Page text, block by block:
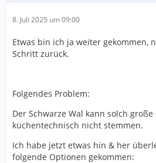
8. Juli 2025 um 09:00
Etwas bin ich ja weiter gekommen,
Schritt zurück.
Folgendes Problem:
Der Schwarze Wal kann solch
küchentechnisch nicht stemmen.
Ich habe jetzt etwas hin & her
folgende Optionen gekommen: